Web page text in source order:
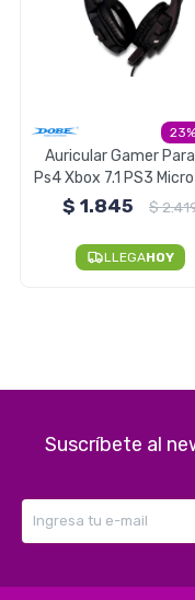
23
Auricular Gamer
Ps4 Xbox 7.1 PS3
Dobe Premium
$ 1.845 $
LLEGAHOY
Suscríbete al
Gaming